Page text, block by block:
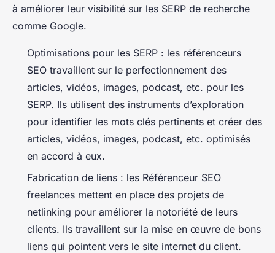
à améliorer leur visibilité sur les SERP de recherche
comme Google.
Optimisations pour les SERP : les référenceurs
SEO travaillent sur le perfectionnement des
articles, vidéos, images, podcast, etc. pour les
SERP. Ils utilisent des instruments d’exploration
pour identifier les mots clés pertinents et créer des
articles, vidéos, images, podcast, etc. optimisés
en accord à eux.
Fabrication de liens : les Référenceur SEO
freelances mettent en place des projets de
netlinking pour améliorer la notoriété de leurs
clients. Ils travaillent sur la mise en œuvre de bons
liens qui pointent vers le site internet du client.